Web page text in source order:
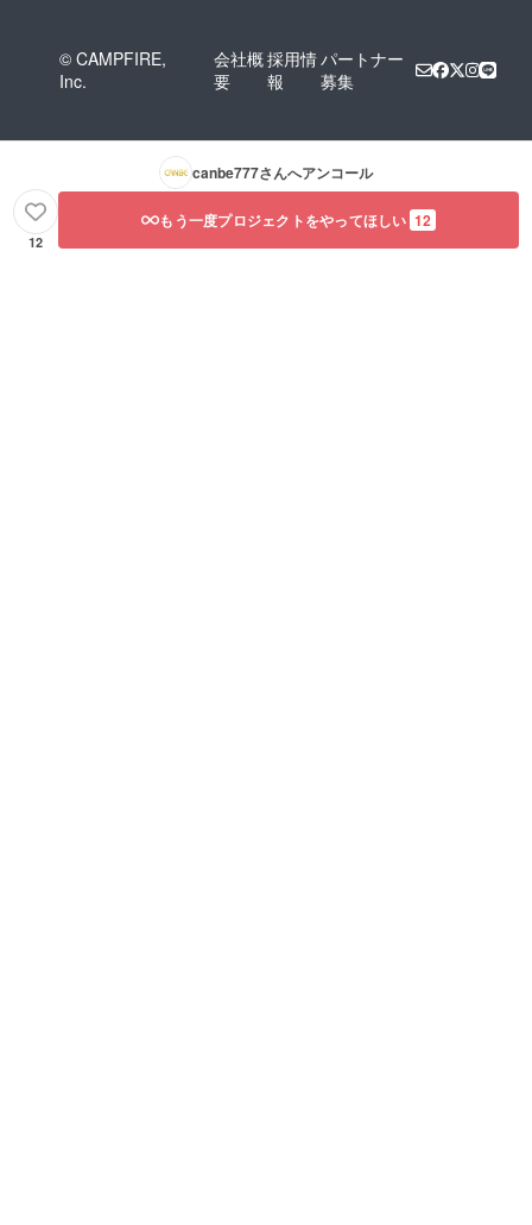
© CAMPFIRE,
Inc.
会社概
要
採用情
報
パートナー
募集
canbe777さんへアンコール
12
もう一度プロジェクトをやってほしい 12